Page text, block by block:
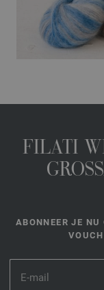
FILATI
ABONNEER JE NU